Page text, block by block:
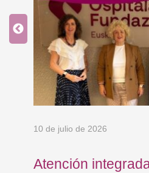
10 de julio de 2026
Atención